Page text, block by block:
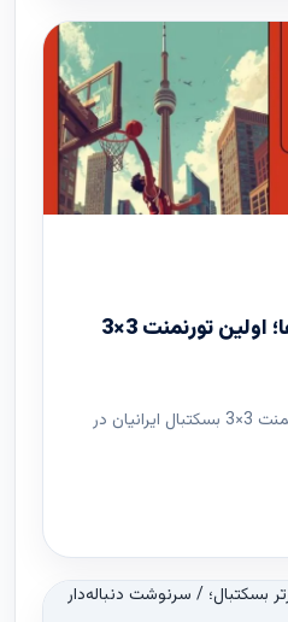
بسکتبال فراتر از مرزها؛ اولین تورنمنت 3×3
گزارش برگزاری نخستین تورنمنت 3×3 بسکتبال ایرانیان در